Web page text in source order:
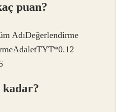
puan?
AdıDeğerlendirme
kadar?